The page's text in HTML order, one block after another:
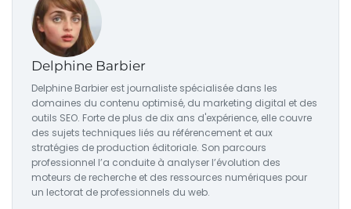
Delphine Barbier
Delphine Barbier est journaliste spécialisée dans les
domaines du contenu optimisé, du marketing digital et des
outils SEO. Forte de plus de dix ans d'expérience, elle couvre
des sujets techniques liés au référencement et aux
stratégies de production éditoriale. Son parcours
professionnel l’a conduite à analyser l’évolution des
moteurs de recherche et des ressources numériques pour
un lectorat de professionnels du web.